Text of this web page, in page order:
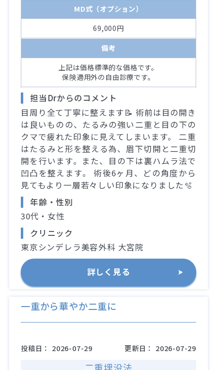
MD式（オプション）
69,000円
備考
上記は価格標準的な価格です。
保険適用外の自由診療です。
担当Drからのコメント
目周り全て丁寧に整えます📝 術前は目の開き
は良いものの、たるみの強い二重と目の下の
クマで疲れた印象に見えてしまいます。 二重
はたるみと形を整える為、眉下切開と二重切
開を行います。また、目の下は裏ハムラ法で
凹凸を整えます。 術後6ヶ月、どの角度から
見てもより一層若々しい印象になりました🫧
年齢・性別
30代・女性
クリニック
東京シンデレラ美容外科 大宮院
詳しく見る
一重から華やか二重に
投稿日： 2026-07-29 更新日： 2026-07-29